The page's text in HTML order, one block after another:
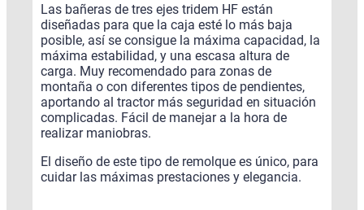
Las bañeras de tres ejes tridem HF están
diseñadas para que la caja esté lo más baja
posible, así se consigue la máxima capacidad, la
máxima estabilidad, y una escasa altura de
carga. Muy recomendado para zonas de
montaña o con diferentes tipos de pendientes,
aportando al tractor más seguridad en situación
complicadas. Fácil de manejar a la hora de
realizar maniobras.
El diseño de este tipo de remolque es único, para
cuidar las máximas prestaciones y elegancia.